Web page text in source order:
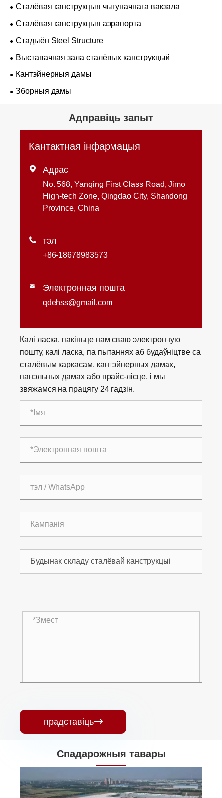
Сталёвая канструкцыя чыгуначнага вакзала
Сталёвая канструкцыя аэрапорта
Стадыён Steel Structure
Выставачная зала сталёвых канструкцый
Кантэйнерныя дамы
Зборныя дамы
Адправіць запыт
Кантактная інфармацыя
 Адрас
No. 568, Yanqing First Class Road, Jimo
High-tech Zone, Qingdao City, Shandong
Province, China
 тэл
+86-18678983573
 Электронная пошта
qdehss@gmail.com
Калі ласка, пакіньце нам сваю электронную
пошту, калі ласка, па пытаннях аб будаўніцтве са
сталёвым каркасам, кантэйнерных дамах,
панэльных дамах або прайс-лісце, і мы
звяжамся на працягу 24 гадзін.
прадставіць
Спадарожныя тавары